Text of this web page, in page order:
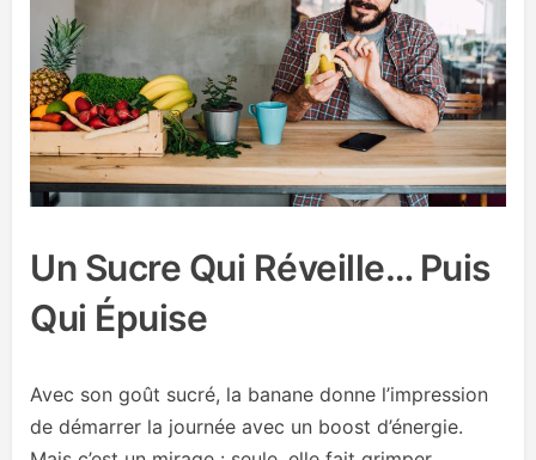
Un Sucre Qui Réveille… Puis
Qui Épuise
Avec son goût sucré, la banane donne l’impression
de démarrer la journée avec un boost d’énergie.